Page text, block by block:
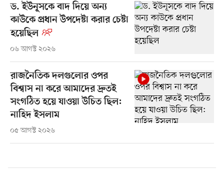
ড. ইউনূসকে বাদ দিয়ে অন্য
কাউকে প্রধান উপদেষ্টা করার চেষ্টা
হয়েছিল
০৬ আগস্ট ২০২৬
রাজনৈতিক দলগুলোর ওপর
বিশ্বাস না করে আমাদের দ্রুতই
সংগঠিত হয়ে যাওয়া উচিত ছিল:
নাহিদ ইসলাম
০৫ আগস্ট ২০২৬